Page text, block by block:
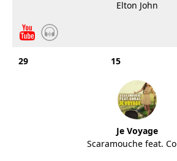
Elton John
29 15
Je Voyage
Scaramouche feat.